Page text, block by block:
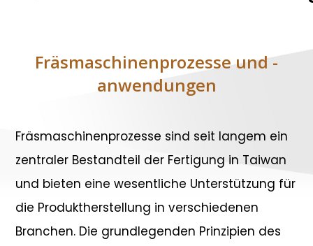
Fräsmaschinenprozesse und -
anwendungen
Fräsmaschinenprozesse sind seit langem ein
zentraler Bestandteil der Fertigung in Taiwan
und bieten eine wesentliche Unterstützung für
die Produktherstellung in verschiedenen
Branchen. Die grundlegenden Prinzipien des